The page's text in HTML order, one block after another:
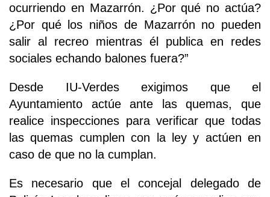
ocurriendo en Mazarrón. ¿Por qué no actúa?
¿Por qué los niños de Mazarrón no pueden
salir al recreo mientras él publica en redes
sociales echando balones fuera?”
Desde IU-Verdes exigimos que el
Ayuntamiento actúe ante las quemas, que
realice inspecciones para verificar que todas
las quemas cumplen con la ley y actúen en
caso de que no la cumplan.
Es necesario que el concejal delegado de